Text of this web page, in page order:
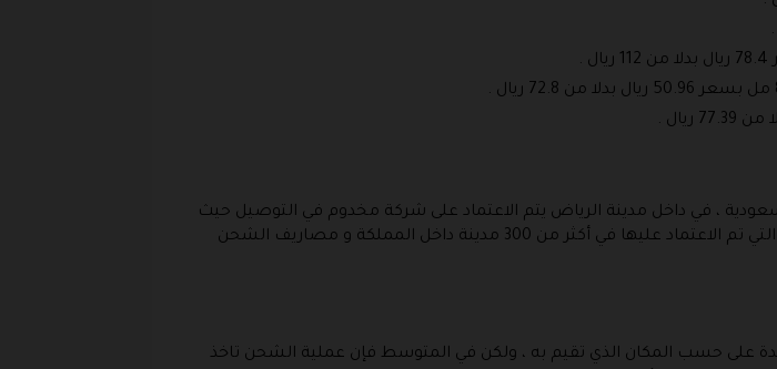
، في داخل مدينة الرياض يتم الاعتماد على شركة مخدوم في التوصيل حيث
مصاريف الشحن لهذه الشركة هي 24 ريال فقط ، في حين الشركة الثاني و التي تم الاعتماد عليها في أكثر من 300 مدينة داخل المملكة و مصاريف الشحن
على حسب المكان الذي تقيم به ، ولكن في المتوسط فإن عملية الشحن تاخذ